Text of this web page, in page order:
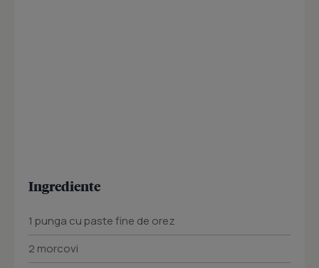
Ingrediente
1 punga cu paste fine de orez
2 morcovi